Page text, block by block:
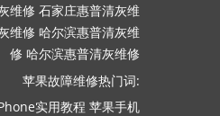
维修 石家庄惠普清灰维
维修 哈尔滨惠普清灰维
修 哈尔滨惠普清灰维修
苹果故障维修热门词:
实用教程 苹果手机